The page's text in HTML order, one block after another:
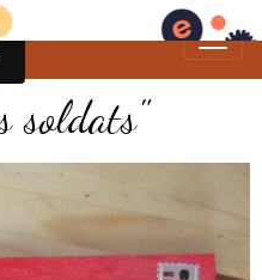
soldats"